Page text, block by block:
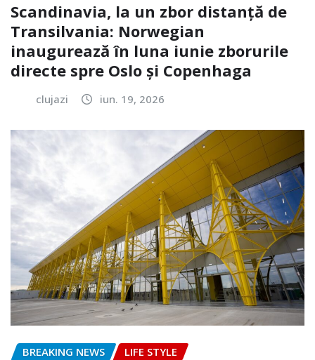
Scandinavia, la un zbor distanță de
Transilvania: Norwegian
inaugurează în luna iunie zborurile
directe spre Oslo și Copenhaga
clujazi iun. 19, 2026
BREAKING NEWS LIFE STYLE